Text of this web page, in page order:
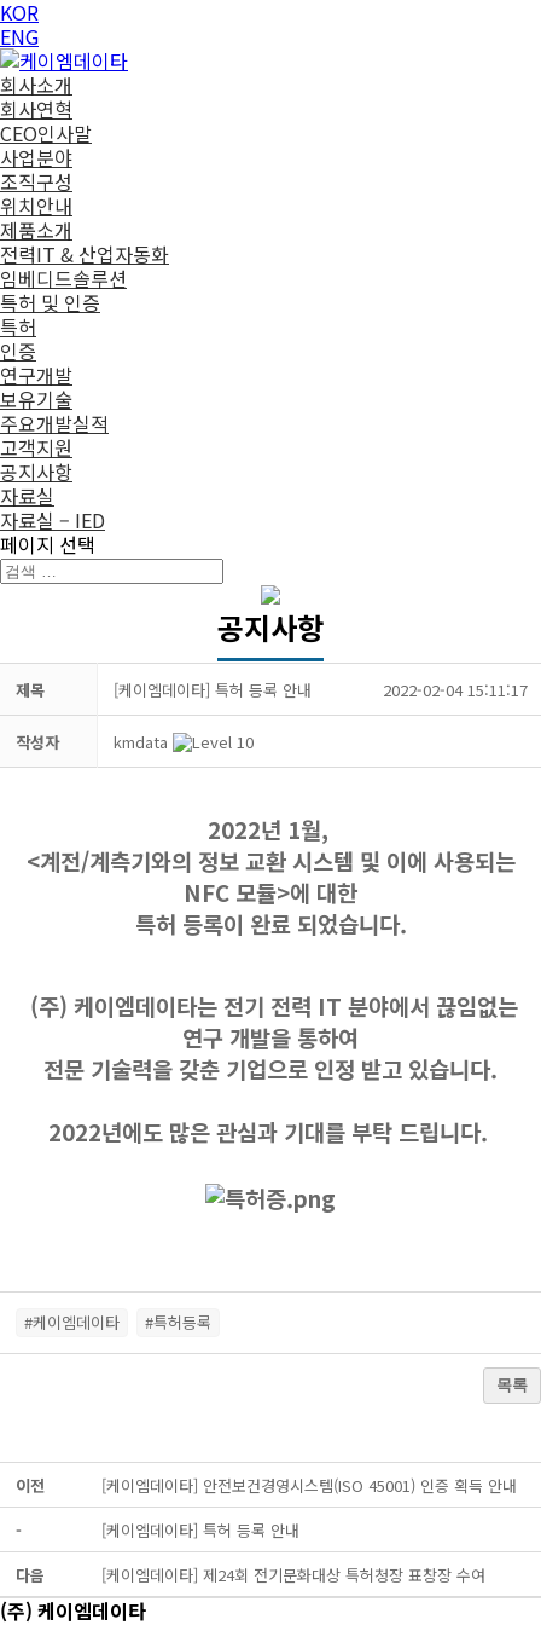
KOR
ENG
회사소개
회사연혁
CEO인사말
사업분야
조직구성
위치안내
제품소개
전력IT & 산업자동화
임베디드솔루션
특허 및 인증
특허
인증
연구개발
보유기술
주요개발실적
고객지원
공지사항
자료실
자료실 – IED
페이지 선택
공지사항
제목 [케이엠데이타] 특허 등록 안내 2022-02-04 15:11:17
작성자 kmdata
2022년 1월,
<계전/계측기와의 정보 교환 시스템 및 이에 사용되는
NFC 모듈>에 대한
특허 등록이 완료 되었습니다.
(주) 케이엠데이타는 전기 전력 IT 분야에서 끊임없는
연구 개발을 통하여
전문 기술력을 갖춘 기업으로 인정 받고 있습니다.
2022년에도 많은 관심과 기대를 부탁 드립니다.
#케이엠데이타 #특허등록
목록
이전
[케이엠데이타] 안전보건경영시스템(ISO 45001) 인증 획득 안내
-
[케이엠데이타] 특허 등록 안내
다음
[케이엠데이타] 제24회 전기문화대상 특허청장 표창장 수여
(주) 케이엠데이타